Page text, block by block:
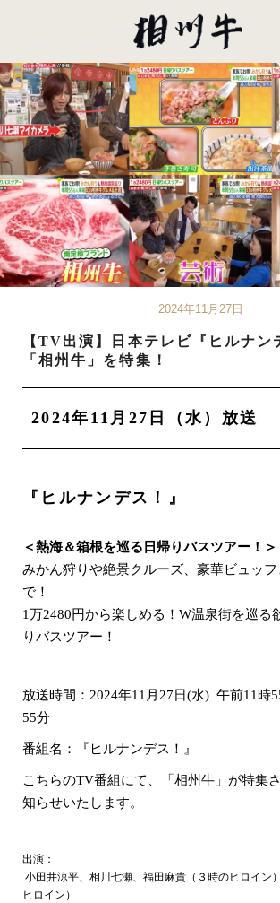
2024年11月27日
【TV出演】日本テレビ『ヒルナン
「相州牛」を特集！
2024年11月27日（水）放送
『ヒルナンデス！』
＜熱海＆箱根を巡る日帰りバスツアー！＞
みかん狩りや絶景クルーズ、豪華ビュッフ
で！
1万2480円から楽しめる！W温泉街を巡る
りバスツアー！
放送時間：2024年11月27日(水) 午前11時
55分
番組名：『ヒルナンデス！』
こちらのTV番組にて、「相州牛」が特集
知らせいたします。
出演：
小田井涼平、相川七瀬、福田麻貴（３時のヒロイン
ヒロイン）